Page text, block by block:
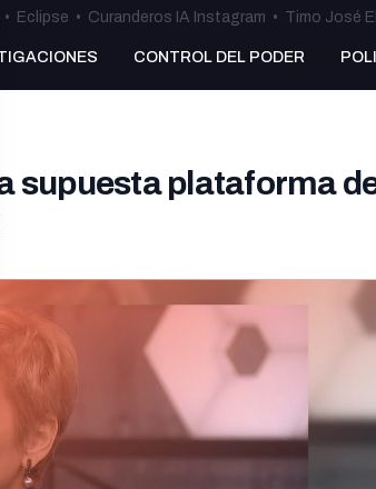
• Eclipse • Curanderos IA Instagram • Timo José
CONTROL DEL PODER
supuesta plataforma